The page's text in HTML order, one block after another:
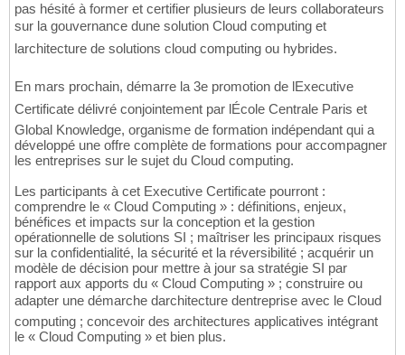
pas hésité à former et certifier plusieurs de leurs collaborateurs
sur la gouvernance dune solution Cloud computing et
larchitecture de solutions cloud computing ou hybrides.
En mars prochain, démarre la 3e promotion de lExecutive
Certificate délivré conjointement par lÉcole Centrale Paris et
Global Knowledge, organisme de formation indépendant qui a
développé une offre complète de formations pour accompagner
les entreprises sur le sujet du Cloud computing.
Les participants à cet Executive Certificate pourront :
comprendre le « Cloud Computing » : définitions, enjeux,
bénéfices et impacts sur la conception et la gestion
opérationnelle de solutions SI ; maîtriser les principaux risques
sur la confidentialité, la sécurité et la réversibilité ; acquérir un
modèle de décision pour mettre à jour sa stratégie SI par
rapport aux apports du « Cloud Computing » ; construire ou
adapter une démarche darchitecture dentreprise avec le Cloud
computing ; concevoir des architectures applicatives intégrant
le « Cloud Computing » et bien plus.